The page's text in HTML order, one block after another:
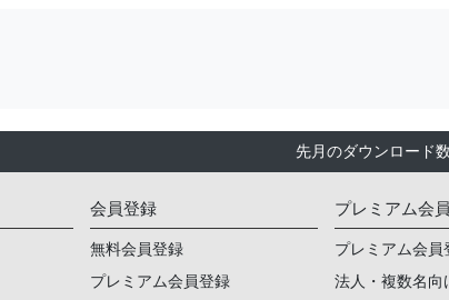
先月のダウンロード数
会員登録
無料会員登録
プレミアム会員登録
プレミアム会
プレミアム会員
法人・複数名向